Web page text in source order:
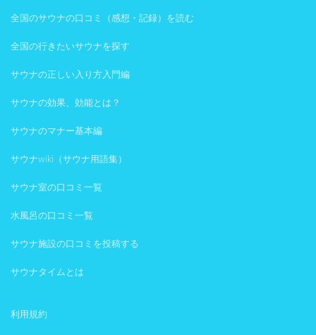
全国のサウナの口コミ（感想・記録）を読む
全国の行きたいサウナを探す
サウナの正しい入り方入門編
サウナの効果、効能とは？
サウナのマナー基本編
サウナwiki（サウナ用語集）
サウナ室の口コミ一覧
水風呂の口コミ一覧
サウナ施設の口コミを投稿する
サウナタイムとは
利用規約